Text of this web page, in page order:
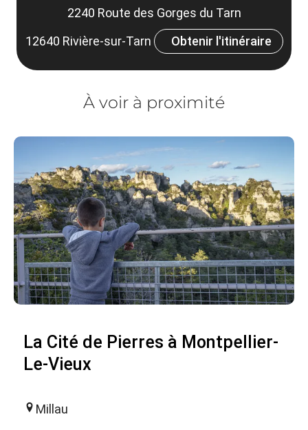
2240 Route des Gorges du Tarn
12640 Rivière-sur-Tarn
Obtenir l'itinéraire
À voir à proximité
La Cité de Pierres à Montpellier-
Le-Vieux
Millau